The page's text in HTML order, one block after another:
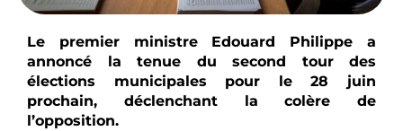
Le premier ministre Edouard Philippe a
annoncé la tenue du second tour des
élections municipales pour le 28 juin
prochain, déclenchant la colère de
l’opposition.